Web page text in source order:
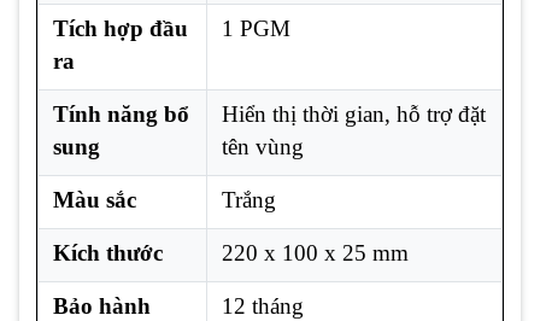
Tích hợp đầu
ra
1 PGM
Tính năng bổ
sung
Hiển thị thời gian, hỗ trợ đặt
tên vùng
Màu sắc Trắng
Kích thước 220 x 100 x 25 mm
Bảo hành 12 tháng